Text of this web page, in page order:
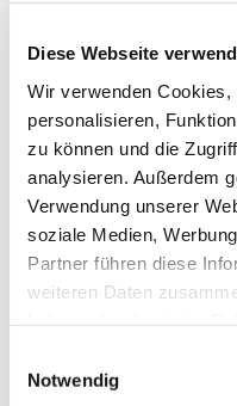
Diese Webseite
Wir verwenden
personalisieren,
zu können und die
analysieren. Außerdem
Verwendung unserer
soziale Medien,
Partner führen diese
weiteren Daten
Notwendig